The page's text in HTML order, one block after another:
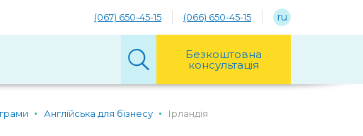
(067) 650-45-15 (066) 650-45-15 ru
Безкоштовна
консультація
Англійська для бізнесу Ірландія